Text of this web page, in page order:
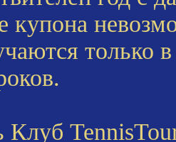
купона
только в